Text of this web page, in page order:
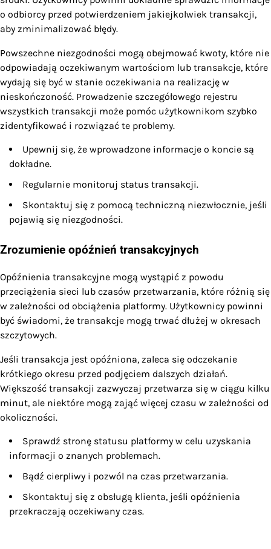
o odbiorcy przed potwierdzeniem jakiejkolwiek transakcji,
aby zminimalizować błędy.
Powszechne niezgodności mogą obejmować kwoty, które nie
odpowiadają oczekiwanym wartościom lub transakcje, które
wydają się być w stanie oczekiwania na realizację w
nieskończoność. Prowadzenie szczegółowego rejestru
wszystkich transakcji może pomóc użytkownikom szybko
zidentyfikować i rozwiązać te problemy.
Upewnij się, że wprowadzone informacje o koncie są
dokładne.
Regularnie monitoruj status transakcji.
Skontaktuj się z pomocą techniczną niezwłocznie, jeśli
pojawią się niezgodności.
Zrozumienie opóźnień transakcyjnych
Opóźnienia transakcyjne mogą wystąpić z powodu
przeciążenia sieci lub czasów przetwarzania, które różnią się
w zależności od obciążenia platformy. Użytkownicy powinni
być świadomi, że transakcje mogą trwać dłużej w okresach
szczytowych.
Jeśli transakcja jest opóźniona, zaleca się odczekanie
krótkiego okresu przed podjęciem dalszych działań.
Większość transakcji zazwyczaj przetwarza się w ciągu kilku
minut, ale niektóre mogą zająć więcej czasu w zależności od
okoliczności.
Sprawdź stronę statusu platformy w celu uzyskania
informacji o znanych problemach.
Bądź cierpliwy i pozwól na czas przetwarzania.
Skontaktuj się z obsługą klienta, jeśli opóźnienia
przekraczają oczekiwany czas.